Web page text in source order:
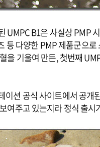
UMPC B1은 사실상 PMP
등 다양한 PMP 제품군으
을 기울여 만든, 첫번째
이션 공식 사이트에서 공개
여주고 있는지라 정식 출